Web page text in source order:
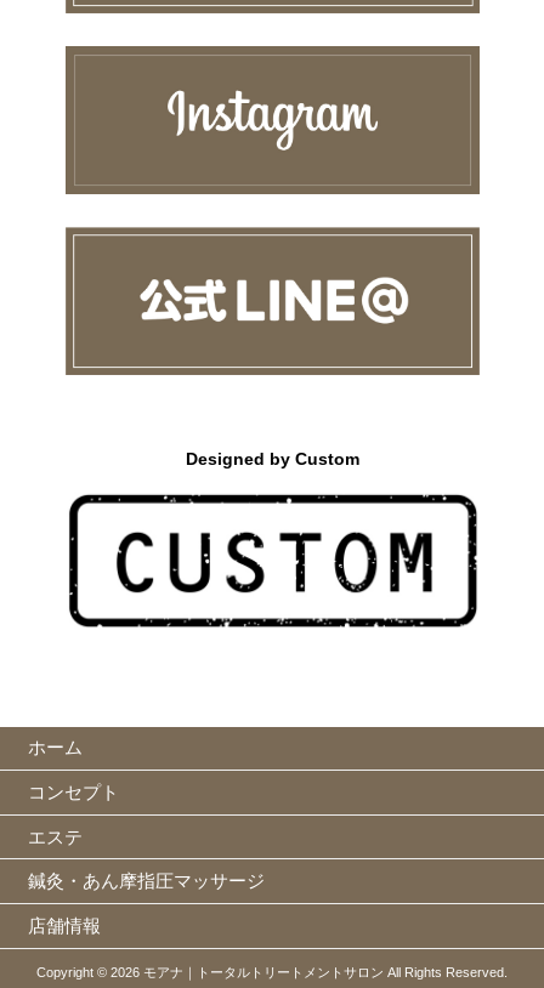
Designed by Custom
ホーム
コンセプト
エステ
鍼灸・あん摩指圧マッサージ
店舗情報
Copyright © 2026 モアナ｜トータルトリートメントサロン All Rights Reserved.